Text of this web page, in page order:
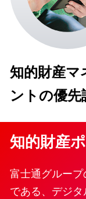
知的財産マ
ントの優先
知的財産
富士通グルー
である、デジ